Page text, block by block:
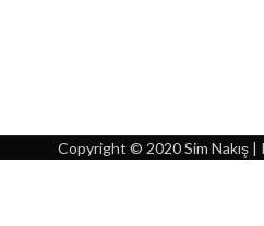
Copyright © 2020 Sim Nakış